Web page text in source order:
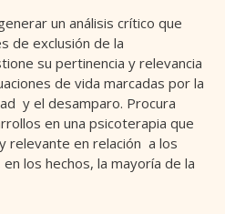
un análisis crítico que
de exclusión de la
su pertinencia y relevancia
de vida marcadas por la
y el desamparo. Procura
en una psicoterapia que
relevante en relación a los
los hechos, la mayoría de la